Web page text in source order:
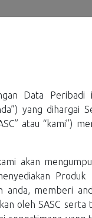
Naik Dokumen
Data Peribadi
yang dihargai
atau “kami”)
akan
memberi
oleh SASC serta